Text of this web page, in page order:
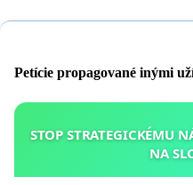
Petície propagované inými
STOP STRATEGICKÉMU
NA